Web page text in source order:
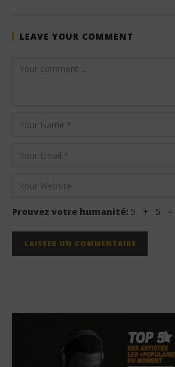
LEAVE YOUR COMMENT
Prouvez votre humanité: 5 + 5 =